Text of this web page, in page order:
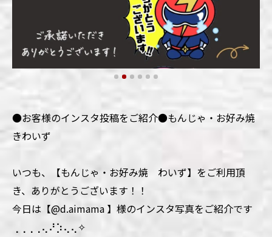
●お客様のインスタ投稿をご紹介●もんじゃ・お好み焼
きわいず
いつも、【もんじゃ・お好み焼 わいず】をご利用頂
き、ありがとうございます！！
今日は【@d.aimama 】様のインスタ写真をご紹介です
⢀⢀⢀⢀⢄⠜⡱⢄⢄✧